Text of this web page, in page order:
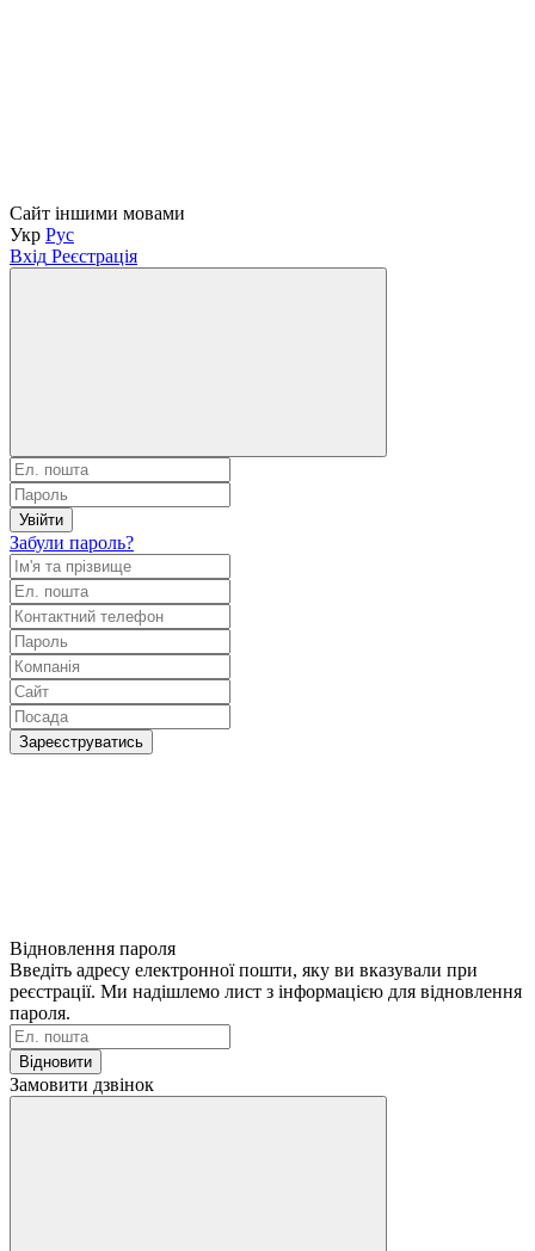
Сайт іншими мовами
Укр Рус
Вхід Реєстрація
Увійти
Забули пароль?
Зареєструватись
Відновлення пароля
Введіть адресу електронної пошти, яку ви вказували при
реєстрації. Ми надішлемо лист з інформацією для відновлення
пароля.
Відновити
Замовити дзвінок